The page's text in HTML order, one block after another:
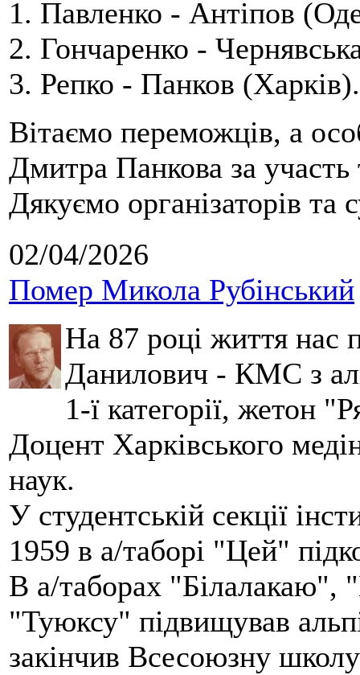
1. Павленко - Антіпов
2. Гончаренко -
3. Репко - Панков (Харків).
Вітаємо переможців, а
Дмитра Панкова за
Дякуємо організаторів та
02/04/2026
Помер Микола Рубінський
На 87 році життя нас
Данилович - КМС з
1-ї категорії, жетон
Доцент Харківського
наук.
У студентській секції
1959 в а/таборі "Цей"
В а/таборах "Білалакаю",
"Туюксу" підвищував
закінчив Всесоюзну